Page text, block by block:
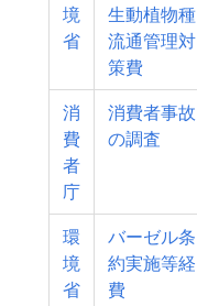
境
省
生動植物種
流通管理対
策費
消
費
者
庁
消費者事故
の調査
環
境
省
バーゼル条
約実施等経
費